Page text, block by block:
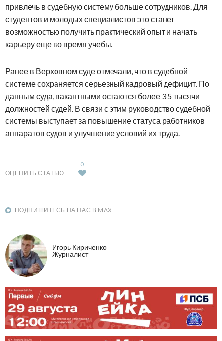
привлечь в судебную систему больше сотрудников. Для
студентов и молодых специалистов это станет
возможностью получить практический опыт и начать
карьеру еще во время учебы.
Ранее в Верховном суде отмечали, что в судебной
системе сохраняется серьезный кадровый дефицит. По
данным суда, вакантными остаются более 3,5 тысячи
должностей судей. В связи с этим руководство судебной
системы выступает за повышение статуса работников
аппаратов судов и улучшение условий их труда.
ОЦЕНИТЬ СТАТЬЮ
0
ПОДПИШИТЕСЬ НА НАС В MAX
Игорь Кириченко
Журналист